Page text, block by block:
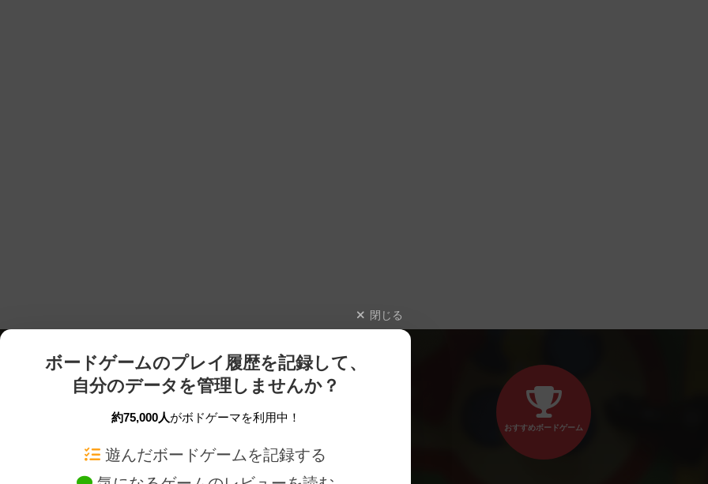
閉じる
ボードゲームのプレイ履歴を記録して、
自分のデータを管理しませんか？
約75,000人がボドゲーマを利用中！
遊んだボードゲームを記録する
おすすめボードゲーム